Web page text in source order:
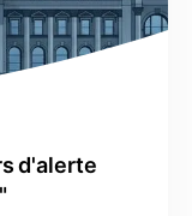
d'alerte